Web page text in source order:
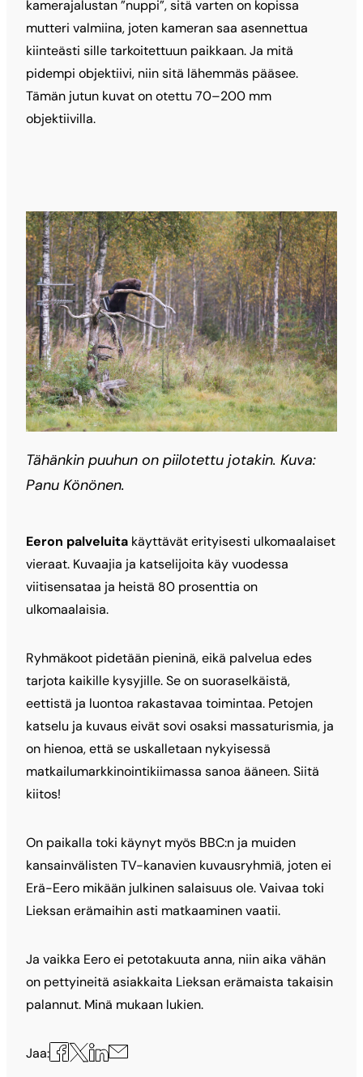
kamerajalustan ”nuppi”, sitä varten on kopissa
mutteri valmiina, joten kameran saa asennettua
kiinteästi sille tarkoitettuun paikkaan. Ja mitä
pidempi objektiivi, niin sitä lähemmäs pääsee.
Tämän jutun kuvat on otettu 70–200 mm
objektiivilla.
Tähänkin puuhun on piilotettu jotakin. Kuva:
Panu Könönen.
Eeron palveluita käyttävät erityisesti ulkomaalaiset
vieraat. Kuvaajia ja katselijoita käy vuodessa
viitisensataa ja heistä 80 prosenttia on
ulkomaalaisia.
Ryhmäkoot pidetään pieninä, eikä palvelua edes
tarjota kaikille kysyjille. Se on suoraselkäistä,
eettistä ja luontoa rakastavaa toimintaa. Petojen
katselu ja kuvaus eivät sovi osaksi massaturismia, ja
on hienoa, että se uskalletaan nykyisessä
matkailumarkkinointikiimassa sanoa ääneen. Siitä
kiitos!
On paikalla toki käynyt myös BBC:n ja muiden
kansainvälisten TV-kanavien kuvausryhmiä, joten ei
Erä-Eero mikään julkinen salaisuus ole. Vaivaa toki
Lieksan erämaihin asti matkaaminen vaatii.
Ja vaikka Eero ei petotakuuta anna, niin aika vähän
on pettyineitä asiakkaita Lieksan erämaista takaisin
palannut. Minä mukaan lukien.
Jaa: Jaa
Facebookissa
Jaa
X:ssä
Jaa
LinkedInissä
Jaa
sähköpostilla